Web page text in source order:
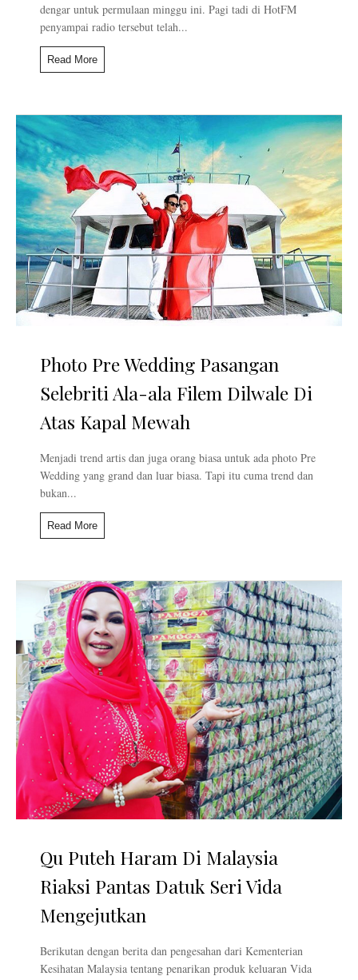
dengar untuk permulaan minggu ini. Pagi tadi di HotFM
penyampai radio tersebut telah...
Read More
Photo Pre Wedding Pasangan
Selebriti Ala-ala Filem Dilwale Di
Atas Kapal Mewah
Menjadi trend artis dan juga orang biasa untuk ada photo Pre
Wedding yang grand dan luar biasa. Tapi itu cuma trend dan
bukan...
Read More
Qu Puteh Haram Di Malaysia
Riaksi Pantas Datuk Seri Vida
Mengejutkan
Berikutan dengan berita dan pengesahan dari Kementerian
Kesihatan Malaysia tentang penarikan produk keluaran Vida